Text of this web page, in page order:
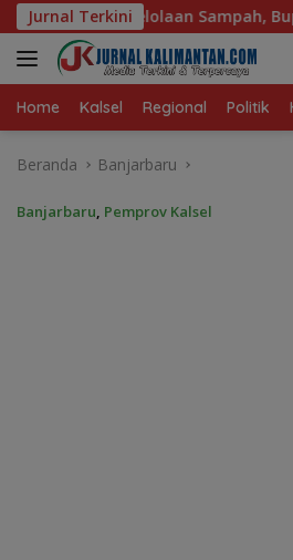
Langsung
ke
konten
Jurnal Terkini
Bupati Sambut Kunjungan Istri
Home Kalsel Regional Politik
Beranda Banjarbaru
Banjarbaru, Pemprov Kalsel